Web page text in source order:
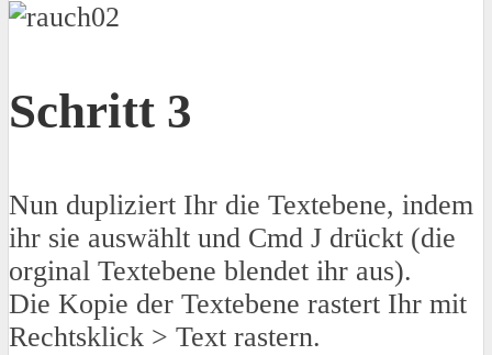
Schritt 3
Nun dupliziert Ihr die Textebene, indem
ihr sie auswählt und Cmd J drückt (die
orginal Textebene blendet ihr aus).
Die Kopie der Textebene rastert Ihr mit
Rechtsklick > Text rastern.